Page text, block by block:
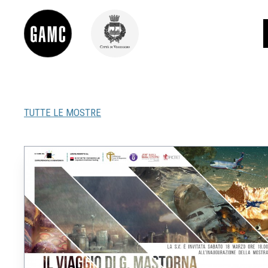
SHOP
LE COLLEZIONI
GLI AUTORI
LORENZO VIANI
MOSTRE
EVENTI
PALAZZO DELLE MUSE
TUTTE LE MOSTRE